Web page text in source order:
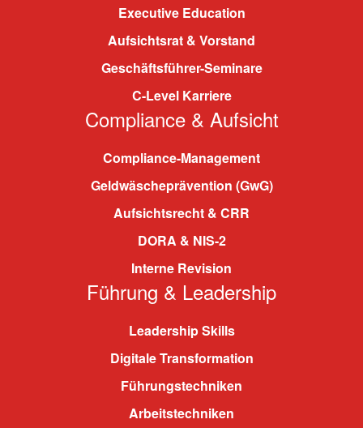
Executive Education
Aufsichtsrat & Vorstand
Geschäftsführer-Seminare
C-Level Karriere
Compliance & Aufsicht
Compliance-Management
Geldwäscheprävention (GwG)
Aufsichtsrecht & CRR
DORA & NIS-2
Interne Revision
Führung & Leadership
Leadership Skills
Digitale Transformation
Führungstechniken
Arbeitstechniken